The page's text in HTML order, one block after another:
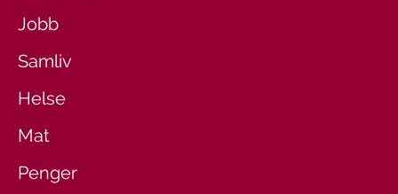
Jobb
Samliv
Helse
Mat
Penger